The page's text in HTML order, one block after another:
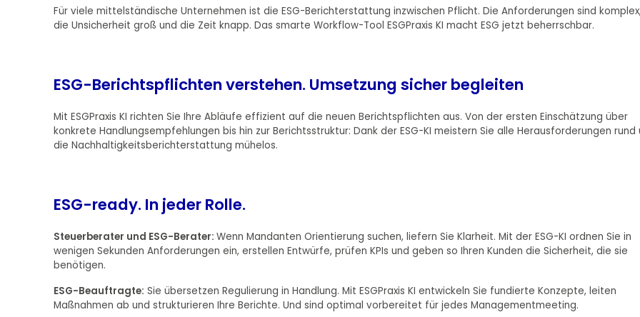
Für viele mittelständische Unternehmen ist die ESG-Berichterstattung inzwischen Pflicht. Die Anforderungen sind
die Unsicherheit groß und die Zeit knapp. Das smarte Workflow-Tool ESGPraxis KI macht ESG jetzt beherrschbar.
ESG-Berichtspflichten verstehen. Umsetzung sicher begleiten
Mit ESGPraxis KI richten Sie Ihre Abläufe effizient auf die neuen Berichtspflichten aus. Von der ersten Einschätzung über
konkrete Handlungsempfehlungen bis hin zur Berichtsstruktur: Dank der ESG-KI meistern Sie alle Herausforderungen rund
die Nachhaltigkeitsberichterstattung mühelos.
ESG-ready. In jeder Rolle.
Steuerberater und ESG-Berater: Wenn Mandanten Orientierung suchen, liefern Sie Klarheit. Mit der ESG-KI ordnen Sie in
wenigen Sekunden Anforderungen ein, erstellen Entwürfe, prüfen KPIs und geben so Ihren Kunden die Sicherheit, die sie
benötigen.
ESG-Beauftragte: Sie übersetzen Regulierung in Handlung. Mit ESGPraxis KI entwickeln Sie fundierte Konzepte, leiten
Maßnahmen ab und strukturieren Ihre Berichte. Und sind optimal vorbereitet für jedes Managementmeeting.